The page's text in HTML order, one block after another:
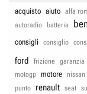
acquisto aiuto alfa
autoradio
batteria
consigli consiglio
ford frizione garanzia
motogp
motore nissan
punto
renault seat